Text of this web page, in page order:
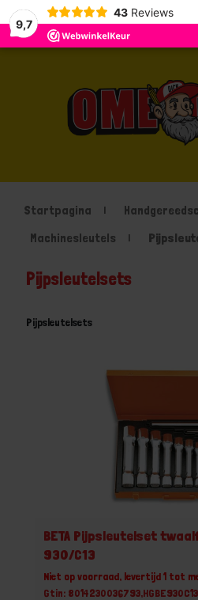
9,7
43 Reviews
Startpagina
Machinesleutels
Pijpsleutelsets
Pijpsleutelsets
BETA Pijpsleutelset
930/C13
Niet op voorraad, levertijd 1 tot
Gtin: 8014230036793,HGBE930C13